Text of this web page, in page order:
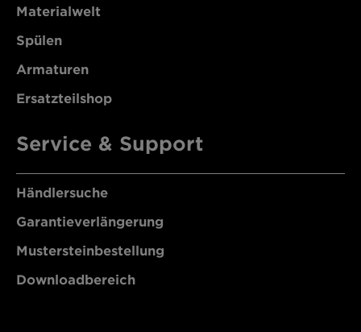
Materialwelt
Spülen
Armaturen
Ersatzteilshop
Service & Support
Händlersuche
Garantieverlängerung
Mustersteinbestellung
Downloadbereich